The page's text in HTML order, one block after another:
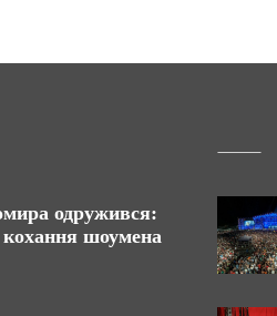
одружився:
кохання шоумена